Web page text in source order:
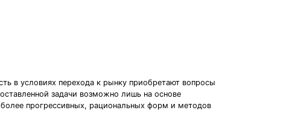
в условиях перехода к рынку приобретают вопросы
задачи возможно лишь на основе
прогрессивных, рациональных форм и методов